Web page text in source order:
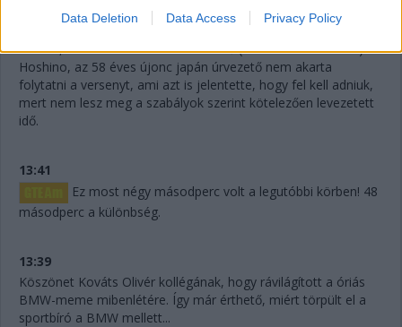
Data Deletion Data Access Privacy Policy
Egy történet, amelyről lemaradtunk: a Fässler
Corvette-jével ütköző Dempsey-Proton azért nem megy
tovább, mert a balesetben részt vevő (sokak szerint okozó)
Hoshino, az 58 éves újonc japán úrvezető nem akarta
folytatni a versenyt, ami azt is jelentette, hogy fel kell adniuk,
mert nem lesz meg a szabályok szerint kötelezően levezetett
idő.
13:41
Ez most négy másodperc volt a legutóbbi körben! 48
másodperc a különbség.
13:39
Köszönet Kováts Olivér kollégának, hogy rávilágított a óriás
BMW-meme mibenlétére. Így már érthető, miért törpült el a
sportbíró a BMW mellett...